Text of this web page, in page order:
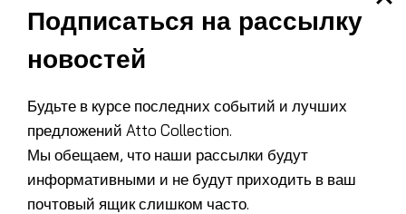
Подписаться на рассылку
новостей
Будьте в курсе последних событий и лучших
предложений Atto Collection.
Мы обещаем, что наши рассылки будут
информативными и не будут приходить в ваш
почтовый ящик слишком часто.